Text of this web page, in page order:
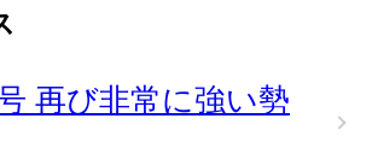
再び非常に強い勢